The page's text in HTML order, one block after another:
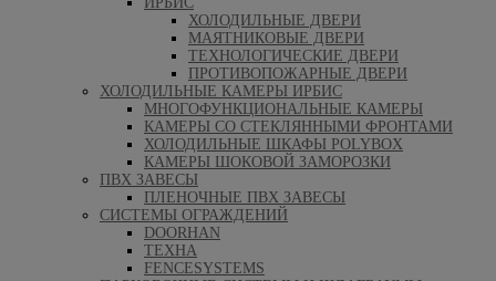
ХОЛОДИЛЬНЫЕ ДВЕРИ
МАЯТНИКОВЫЕ ДВЕРИ
ТЕХНОЛОГИЧЕСКИЕ ДВЕРИ
ПРОТИВОПОЖАРНЫЕ ДВЕРИ
ХОЛОДИЛЬНЫЕ КАМЕРЫ ИРБИС
МНОГОФУНКЦИОНАЛЬНЫЕ КАМЕРЫ
КАМЕРЫ СО СТЕКЛЯННЫМИ ФРОНТАМИ
ХОЛОДИЛЬНЫЕ ШКАФЫ POLYBOX
КАМЕРЫ ШОКОВОЙ ЗАМОРОЗКИ
ПВХ ЗАВЕСЫ
ПЛЕНОЧНЫЕ ПВХ ЗАВЕСЫ
СИСТЕМЫ ОГРАЖДЕНИЙ
DOORHAN
ТЕХНА
FENCESYSTEMS